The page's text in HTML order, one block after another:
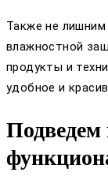
Также не лишним
влажностной
продукты и
удобное и
Подведем